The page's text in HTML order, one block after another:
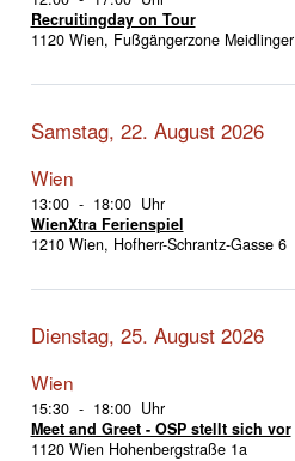
Recruitingday on Tour
1120 Wien, Fußgängerzone
Samstag, 22. August 2026
Wien
13:00 - 18:00 Uhr
WienXtra Ferienspiel
1210 Wien, Hofherr-Schrantz-Gasse 6
Dienstag, 25. August 2026
Wien
15:30 - 18:00 Uhr
Meet and Greet - OSP stellt sich vor
1120 Wien Hohenbergstraße 1a